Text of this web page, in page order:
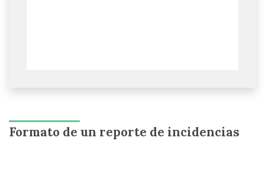
Formato de un reporte de incidencias